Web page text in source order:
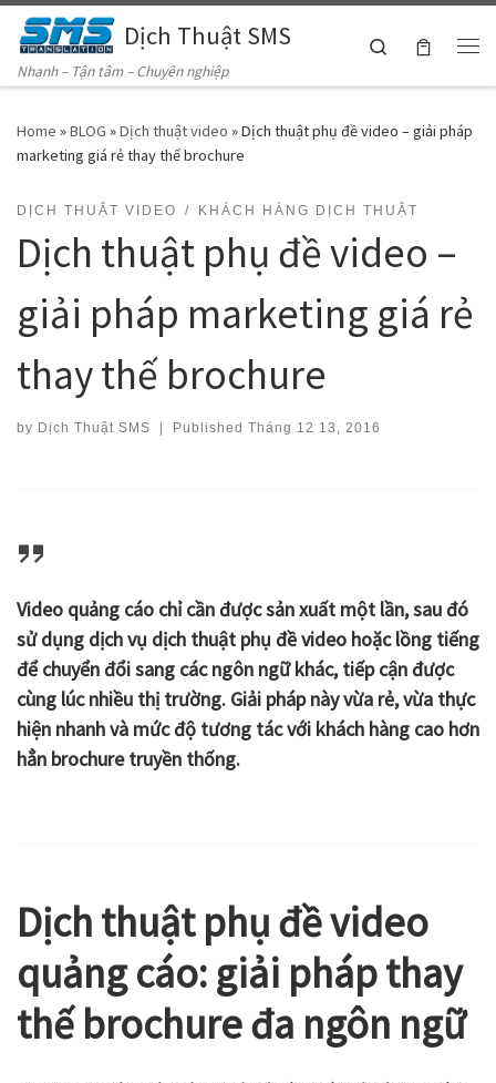
Skip to contentDịch Thuật SMS
Nhanh – Tận tâm – Chuyên nghiệp
Search
Home »BLOG »Dịch thuật video »Dịch thuật phụ đề video – giải pháp
marketing giá rẻ thay thế brochure
DỊCH THUẬT VIDEO KHÁCH HÀNG DỊCH THUẬT
Dịch thuật phụ đề video –
giải pháp marketing giá rẻ
thay thế brochure
by Dịch Thuật SMS | Published Tháng 12 13, 2016
Video quảng cáo chỉ cần được sản xuất một lần, sau đó
sử dụng dịch vụ dịch thuật phụ đề video hoặc lồng tiếng
để chuyển đổi sang các ngôn ngữ khác, tiếp cận được
cùng lúc nhiều thị trường. Giải pháp này vừa rẻ, vừa thực
hiện nhanh và mức độ tương tác với khách hàng cao hơn
hẳn brochure truyền thống.
Dịch thuật phụ đề video
quảng cáo: giải pháp thay
thế brochure đa ngôn ngữ